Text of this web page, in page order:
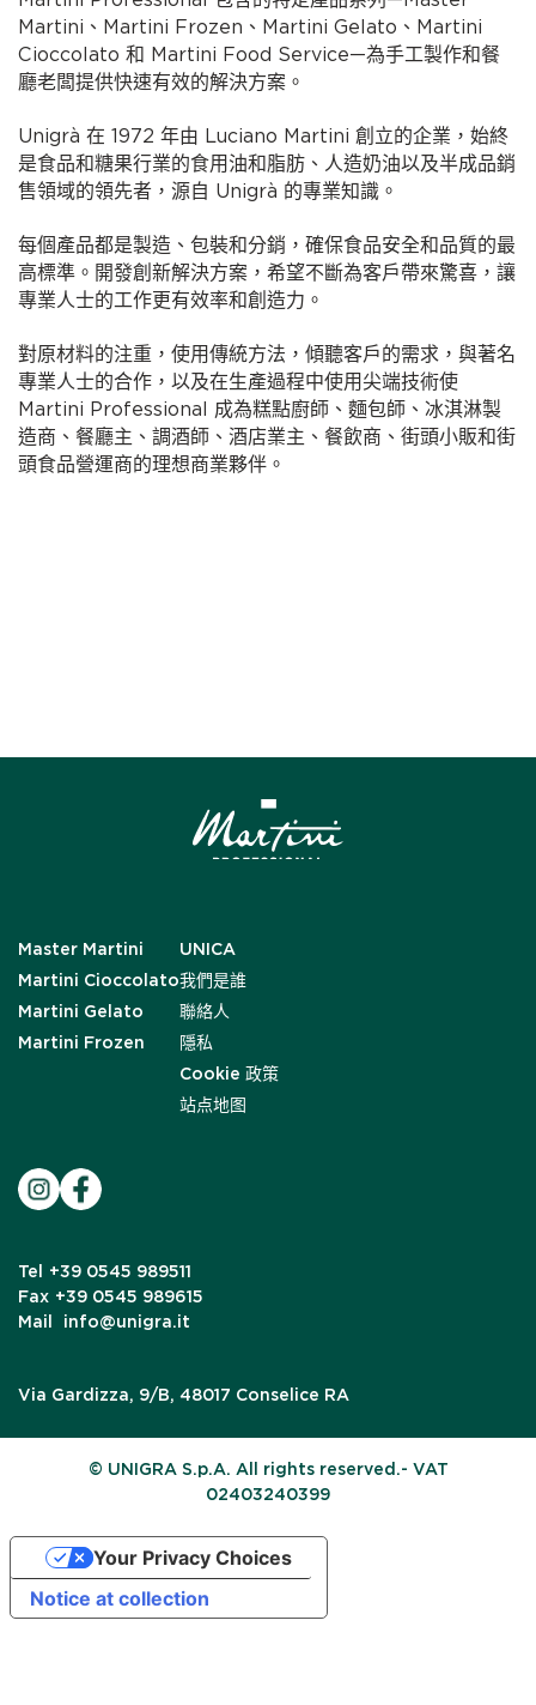
Martini、Martini Frozen、Martini Gelato、Martini
Cioccolato 和 Martini Food Service—為手工製作和餐
廳老闆提供快速有效的解決方案。
Unigrà 在 1972 年由 Luciano Martini 創立的企業，始終
是食品和糖果行業的食用油和脂肪、人造奶油以及半成品銷
售領域的領先者，源自 Unigrà 的專業知識。
每個產品都是製造、包裝和分銷，確保食品安全和品質的最
高標準。開發創新解決方案，希望不斷為客戶帶來驚喜，讓
專業人士的工作更有效率和創造力。
對原材料的注重，使用傳統方法，傾聽客戶的需求，與著名
專業人士的合作，以及在生產過程中使用尖端技術使
Martini Professional 成為糕點廚師、麵包師、冰淇淋製
造商、餐廳主、調酒師、酒店業主、餐飲商、街頭小販和街
頭食品營運商的理想商業夥伴。
Master Martini
Martini Cioccolato
Martini Gelato
Martini Frozen
UNICA
我們是誰
聯絡人
隱私
Cookie 政策
站点地图
Tel
+39 0545 989511
Fax +39 0545 989615
Mail
info@unigra.it
Via Gardizza, 9/B, 48017 Conselice RA
© UNIGRA S.p.A. All rights reserved.- VAT
02403240399
Notice at collection
Your Privacy Choices